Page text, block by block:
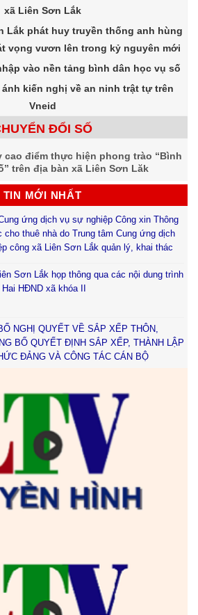
xã Liên Sơn Lắk
Lắk phát huy truyền thống anh hùng
vọng vươn lên trong kỷ nguyên mới
vào nền tảng bình dân học vụ số
kiến nghị về an ninh trật tự trên
Vneid
ĐỔI SỐ
cao điểm thực hiện phong trào “Bình
trên địa bàn xã Liên Sơn Lăk
TIN MỚI NHẤT
ứng dịch vụ sự nghiệp Công xin Thông
cho thuê nhà do Trung tâm Cung ứng dịch
công xã Liên Sơn Lắk quản lý, khai thác
Sơn Lắk họp thông qua các nội dung trình
HĐND xã khóa II
NGHỊ QUYẾT VỀ SẮP XẾP THÔN,
BỐ QUYẾT ĐỊNH SẮP XẾP, THÀNH LẬP
ĐẢNG VÀ CÔNG TÁC CÁN BỘ